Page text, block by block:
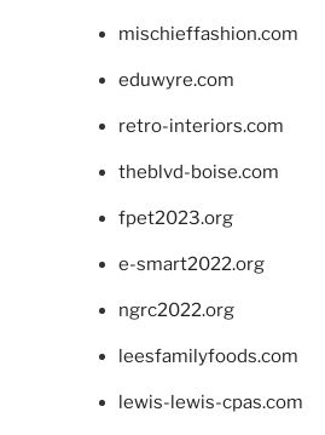
mischieffashion.com
eduwyre.com
retro-interiors.com
theblvd-boise.com
fpet2023.org
e-smart2022.org
ngrc2022.org
leesfamilyfoods.com
lewis-lewis-cpas.com